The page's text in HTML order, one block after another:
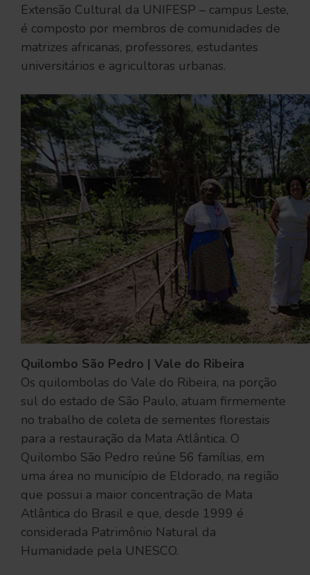
Extensão Cultural da UNIFESP – campus Leste,
é composto por membros de comunidades de
matrizes africanas, professores, estudantes
universitários e agricultoras urbanas.
Quilombo São Pedro | Vale do Ribeira
Os quilombolas do Vale do Ribeira, na porção
sul do estado de São Paulo, atuam firmemente
no trabalho de coleta de sementes florestais
para a restauração da Mata Atlântica. O
Quilombo São Pedro reúne 56 famílias, em
uma área no município de Eldorado, na região
que possui a maior concentração de Mata
Atlântica do Brasil e que, desde 1999 é
considerada Patrimônio Natural da
Humanidade pela UNESCO.